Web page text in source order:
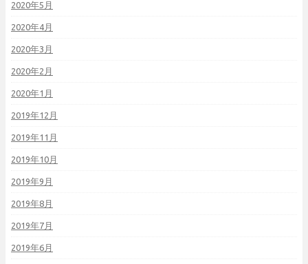
2020年5月
2020年4月
2020年3月
2020年2月
2020年1月
2019年12月
2019年11月
2019年10月
2019年9月
2019年8月
2019年7月
2019年6月